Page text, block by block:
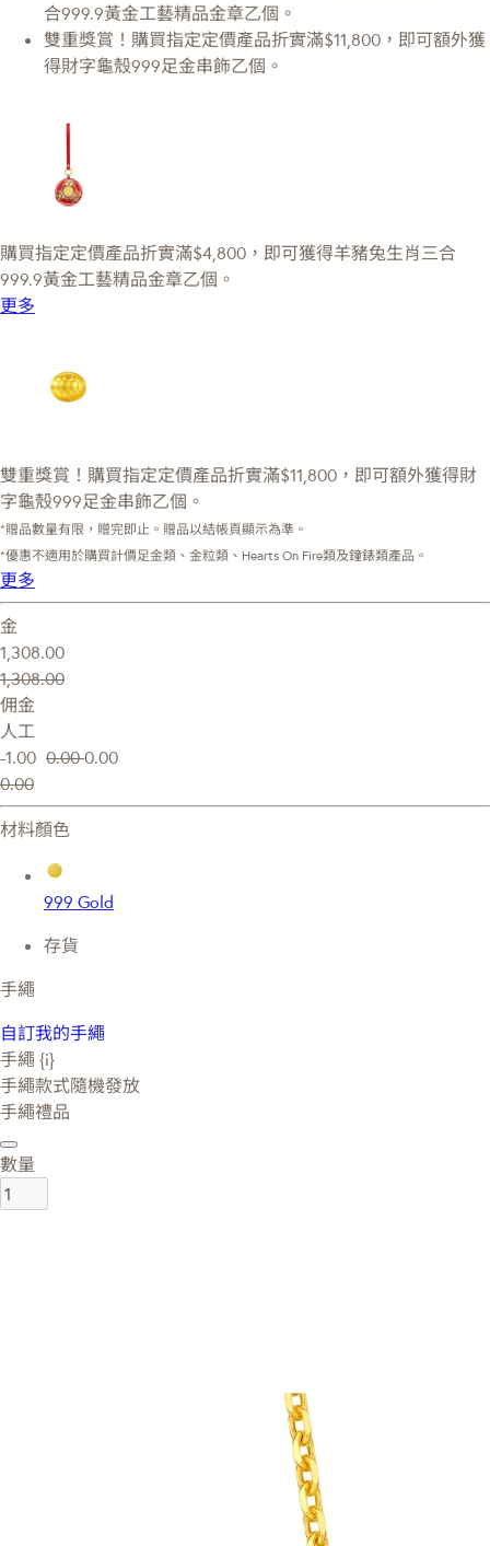
合999.9黃金工藝精品金章乙個。
雙重獎賞！購買指定定價產品折實滿$11,800，即可額外獲
得財字龜殼999足金串飾乙個。
購買指定定價產品折實滿$4,800，即可獲得羊豬兔生肖三合
999.9黃金工藝精品金章乙個。
更多
雙重獎賞！購買指定定價產品折實滿$11,800，即可額外獲得財
字龜殼999足金串飾乙個。
*贈品數量有限，贈完即止。贈品以結帳頁顯示為準。
*優惠不適用於購買計價足金類、金粒類、Hearts On Fire類及鐘錶類產品。
更多
金
1,308.00
1,308.00
佣金
人工
-1.00 0.000.00
0.00
材料顏色
999 Gold
存貨
手繩
自訂我的手繩
手繩 {i}
手繩款式隨機發放
手繩禮品
數量